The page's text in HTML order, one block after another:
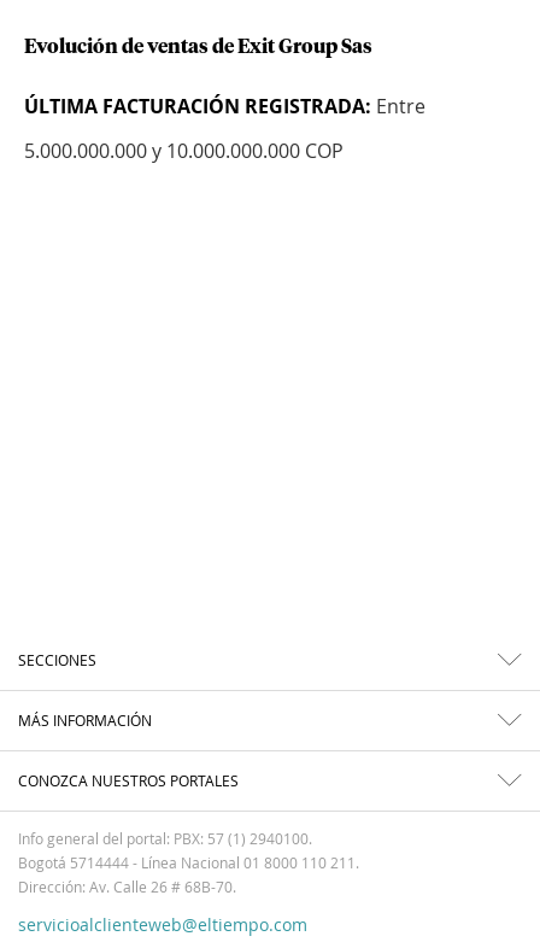
Evolución de ventas de Exit Group Sas
ÚLTIMA FACTURACIÓN REGISTRADA: Entre
5.000.000.000 y 10.000.000.000 COP
SECCIONES
MÁS INFORMACIÓN
CONOZCA NUESTROS PORTALES
Info general del portal: PBX: 57 (1) 2940100.
Bogotá 5714444 - Línea Nacional 01 8000 110 211.
Dirección: Av. Calle 26 # 68B-70.
servicioalclienteweb@eltiempo.com